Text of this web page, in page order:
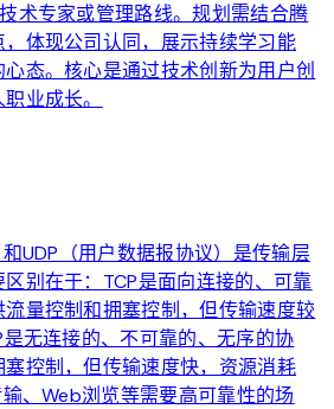
术专家或管理路线。规划需结合腾
体现公司认同，展示持续学习能
态。核心是通过技术创新为用户创
业成长。
UDP（用户数据报协议）是传输层
别在于：TCP是面向连接的、可靠
量控制和拥塞控制，但传输速度较
无连接的、不可靠的、无序的协
控制，但传输速度快，资源消耗
、Web浏览等需要高可靠性的场